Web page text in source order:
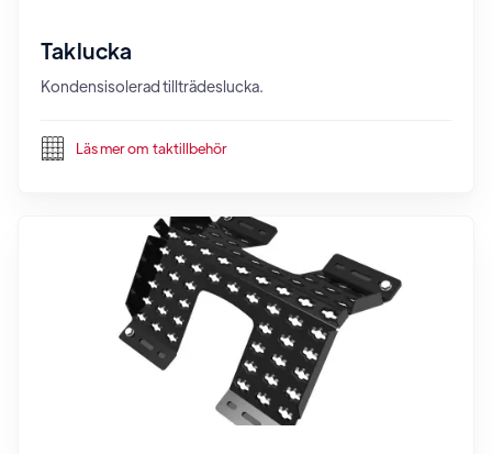
Taklucka
Kondensisolerad tillträdeslucka.
Läs mer om taktillbehör